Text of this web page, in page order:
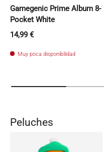
Gamegenic Prime Album 8-
Pocket White
Precio normal
14,99 €
Muy poca disponibilidad
Peluches